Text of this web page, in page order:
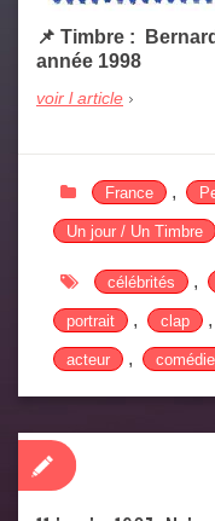
📌 Timbre :
année 1998
voir l article
France ,
Un jour / Un Timbre
célébrités ,
portrait , clap ,
acteur ,